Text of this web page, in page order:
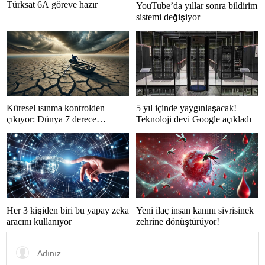
Türksat 6A göreve hazır
YouTube’da yıllar sonra bildirim
sistemi değişiyor
Küresel ısınma kontrolden
çıkıyor: Dünya 7 derece
5 yıl içinde yaygınlaşacak!
Teknoloji devi Google açıkladı
Her 3 kişiden biri bu yapay zeka
aracını kullanıyor
Yeni ilaç insan kanını sivrisinek
zehrine dönüştürüyor!